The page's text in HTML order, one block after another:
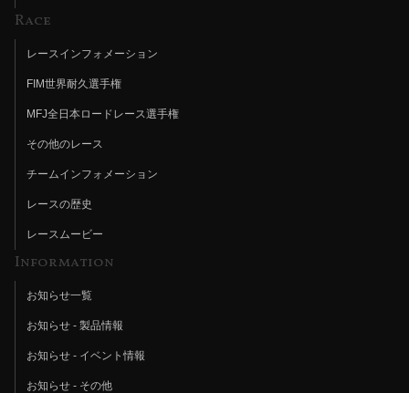
Race
レースインフォメーション
FIM世界耐久選手権
MFJ全日本ロードレース選手権
その他のレース
チームインフォメーション
レースの歴史
レースムービー
Information
お知らせ一覧
お知らせ - 製品情報
お知らせ - イベント情報
お知らせ - その他